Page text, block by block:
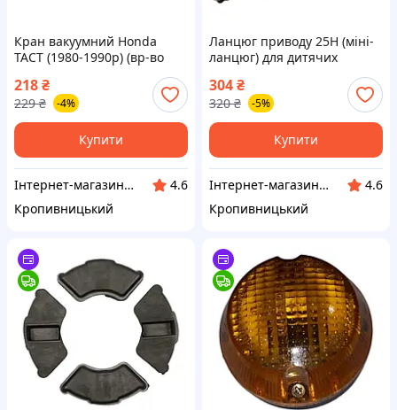
Кран вакуумний Honda
TACT (1980-1990р) (вр‑во
218₴
229 ₴ -4%
Купити
Інтернет-магазин "Запчастинки"
4.6
Кропивницький
Ланцюг приводу 25H (міні-
ланцюг) для дитячих
квадроциклів та мінібайків
(вр‑во Profi) ВССМ
304₴
320 ₴ -5%
Купити
Інтернет-магазин "Запчастинки"
4.6
Кропивницький